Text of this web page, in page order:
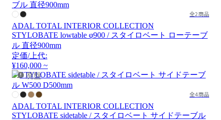
全2商品
ADAL TOTAL INTERIOR COLLECTION
STYLOBATE lowtable φ900 / スタイロベート ローテーブ
ル 直径900mm
定価/上代:
¥160,000 ~
廃盤
全4商品
ADAL TOTAL INTERIOR COLLECTION
STYLOBATE sidetable / スタイロベート サイドテーブル